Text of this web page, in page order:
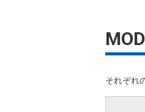
それぞれ